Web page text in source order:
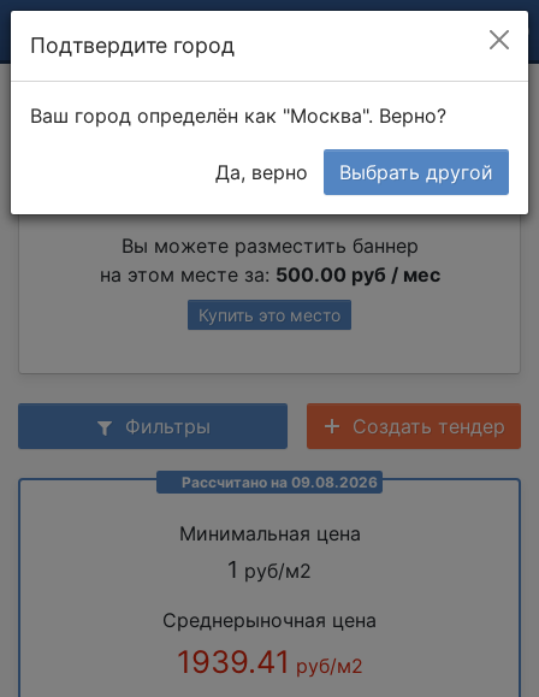
Разборка мебели
Вы можете разместить баннер
на этом месте за: 500.00 руб / мес
Купить это место
Фильтры Создать тендер
Рассчитано на 09.08.2026
Минимальная цена
1 руб/м2
Среднерыночная цена
1939.41 руб/м2
Подтвердите город
Ваш город определён как "Москва". Верно?
Да, верно Выбрать другой